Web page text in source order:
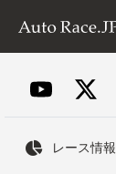
レース情報